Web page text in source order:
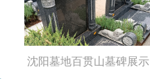
沈阳墓地百贯山墓碑展示